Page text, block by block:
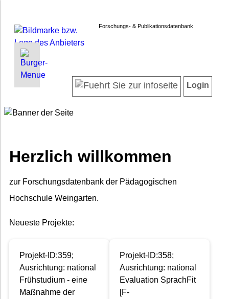
Forschungs- & Publikationsdatenbank
INFORMATIONEN | SUCHEN
Suche in Projekten
Impressum
Datenschutz
LOGIN
Login
Herzlich willkommen
zur Forschungsdatenbank der Pädagogischen
Hochschule Weingarten.
Neueste Projekte:
Projekt-ID:359;
Ausrichtung: national
Frühstudium - eine
Maßnahme der
Projekt-ID:358;
Ausrichtung: national
Evaluation SprachFit
[F-